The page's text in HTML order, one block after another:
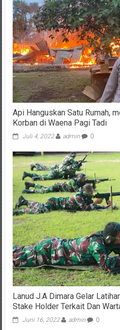
Api Hanguskan Satu Rumah,
Korban di Waena Pagi Tadi
Juli 4, 2022 admin 0
Lanud J.A Dimara Gelar
Stake Holder Terkait Dan
Juni 16, 2022 admin 0